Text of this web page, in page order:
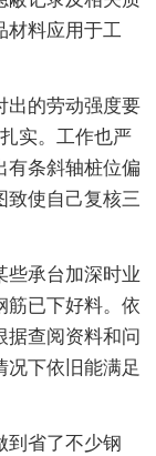
材料应用于工
出的劳动强度要
实。工作也严
有条斜轴桩位偏
致使自己复核三
些承台加深时业
筋已下好料。依
据查阅资料和问
况下依旧能满足
到省了不少钢